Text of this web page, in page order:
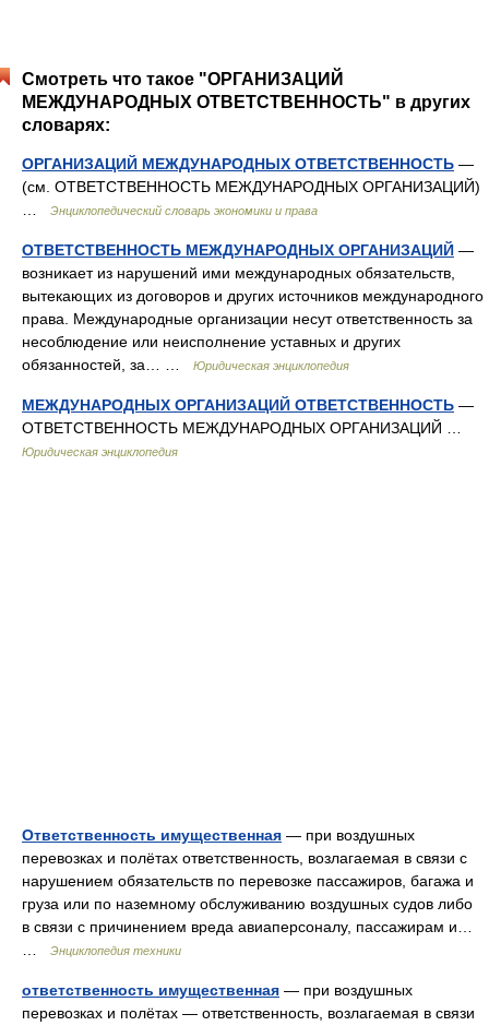
Смотреть что такое "ОРГАНИЗАЦИЙ
МЕЖДУНАРОДНЫХ ОТВЕТСТВЕННОСТЬ" в других
словарях:
ОРГАНИЗАЦИЙ МЕЖДУНАРОДНЫХ ОТВЕТСТВЕННОСТЬ —
(см. ОТВЕТСТВЕННОСТЬ МЕЖДУНАРОДНЫХ ОРГАНИЗАЦИЙ)
Энциклопедический словарь экономики и права
ОТВЕТСТВЕННОСТЬ МЕЖДУНАРОДНЫХ ОРГАНИЗАЦИЙ —
возникает из нарушений ими международных обязательств,
вытекающих из договоров и других источников международного
права. Международные организации несут ответственность за
несоблюдение или неисполнение уставных и других
обязанностей, за… …
Юридическая энциклопедия
МЕЖДУНАРОДНЫХ ОРГАНИЗАЦИЙ ОТВЕТСТВЕННОСТЬ —
ОТВЕТСТВЕННОСТЬ МЕЖДУНАРОДНЫХ ОРГАНИЗАЦИЙ …
Юридическая энциклопедия
Ответственность имущественная — при воздушных
перевозках и полётах ответственность, возлагаемая в связи с
нарушением обязательств по перевозке пассажиров, багажа и
груза или по наземному обслуживанию воздушных судов либо
в связи с причинением вреда авиаперсоналу, пассажирам и…
Энциклопедия техники
ответственность имущественная — при воздушных
перевозках и полётах — ответственность, возлагаемая в связи